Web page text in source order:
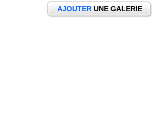
AJOUTER UNE GALERIE